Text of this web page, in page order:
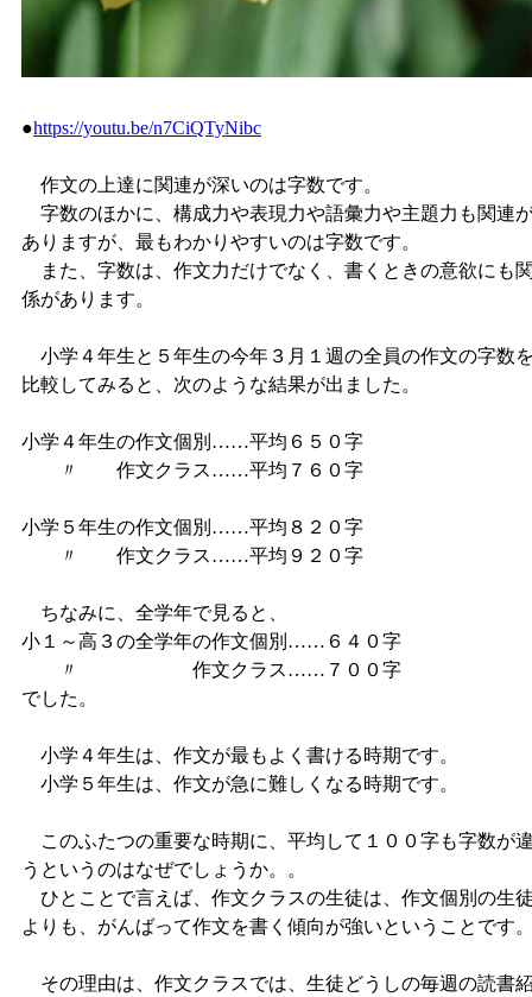
●https://youtu.be/n7CiQTyNibc
作文の上達に関連が深いのは字数です。
字数のほかに、構成力や表現力や語彙力や主題力も関連
ありますが、最もわかりやすいのは字数です。
また、字数は、作文力だけでなく、書くときの意欲にも
係があります。
小学４年生と５年生の今年３月１週の全員の作文の字数
比較してみると、次のような結果が出ました。
小学４年生の作文個別……平均６５０字
〃 作文クラス……平均７６０字
小学５年生の作文個別……平均８２０字
〃 作文クラス……平均９２０字
ちなみに、全学年で見ると、
小１～高３の全学年の作文個別……６４０字
〃 作文クラス……７００字
でした。
小学４年生は、作文が最もよく書ける時期です。
小学５年生は、作文が急に難しくなる時期です。
このふたつの重要な時期に、平均して１００字も字数が
うというのはなぜでしょうか。。
ひとことで言えば、作文クラスの生徒は、作文個別の生
よりも、がんばって作文を書く傾向が強いということです
その理由は、作文クラスでは、生徒どうしの毎週の読書